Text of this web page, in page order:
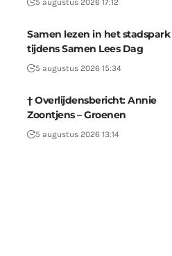
Samen lezen in het stadspark
tijdens Samen Lees Dag
5 augustus 2026 15:34
† Overlijdensbericht: Annie
Zoontjens – Groenen
5 augustus 2026 13:14